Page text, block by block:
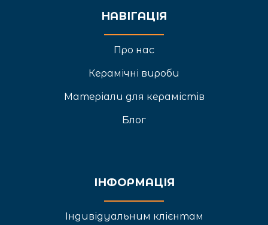
НАВІГАЦІЯ
Про нас
Керамічні вироби
Матеріали для керамістів
Блог
ІНФОРМАЦІЯ
Індивідуальним клієнтам